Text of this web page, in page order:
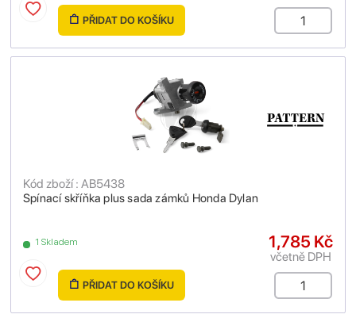
PŘIDAT DO KOŠÍKU
Spínací skříňka plus sada zámků Honda Dylan
Kód zboží : AB5438
1 Skladem 1,785 Kč
včetně DPH
PŘIDAT DO KOŠÍKU